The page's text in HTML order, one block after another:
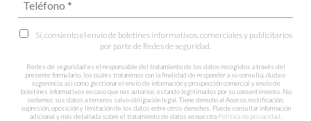
Sí, consiento el envío de boletines informativos, comerciales y publicitarios
por parte de Redes de seguridad.
Redes de seguridad es el responsable del tratamiento de los datos recogidos a través del
presente formulario, los cuales trataremos con la finalidad de responder a su consulta, duda o
sugerencia, así como gestionar el envío de información y prospección comercial y envío de
boletines informativos en caso que nos autorice, estando legitimados por su consentimiento. No
cedemos sus datos a terceros salvo obligación legal. Tiene derecho al Acceso, rectificación,
supresión, oposición y limitación de los datos entre otros derechos. Puede consultar información
adicional y más detallada sobre el tratamiento de datos en nuestra Política de privacidad